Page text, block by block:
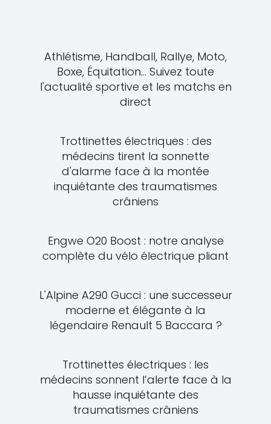
Athlétisme, Handball, Rallye, Moto,
Boxe, Équitation... Suivez toute
l'actualité sportive et les matchs en
direct
Trottinettes électriques : des
médecins tirent la sonnette
d'alarme face à la montée
inquiétante des traumatismes
crâniens
Engwe O20 Boost : notre analyse
complète du vélo électrique pliant
L'Alpine A290 Gucci : une successeur
moderne et élégante à la
légendaire Renault 5 Baccara ?
Trottinettes électriques : les
médecins sonnent l’alerte face à la
hausse inquiétante des
traumatismes crâniens